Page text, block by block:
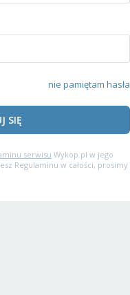
nie pamiętam hasła
SIĘ
serwisu Wykop.pl w jego
Regulaminu w całości, prosimy